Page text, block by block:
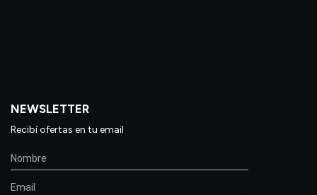
NEWSLETTER
Recibí ofertas en tu email